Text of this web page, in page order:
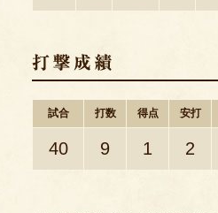
試合 打数 得点 安打
40 9 1 2